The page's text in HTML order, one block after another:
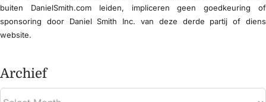
buiten DanielSmith.com leiden, impliceren geen goedkeuring of
sponsoring door Daniel Smith Inc. van deze derde partij of diens
website.
Archief